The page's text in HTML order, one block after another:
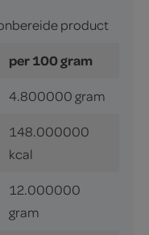
product
per 100 gram
4.800000 gram
148.000000
kcal
12.000000
gram